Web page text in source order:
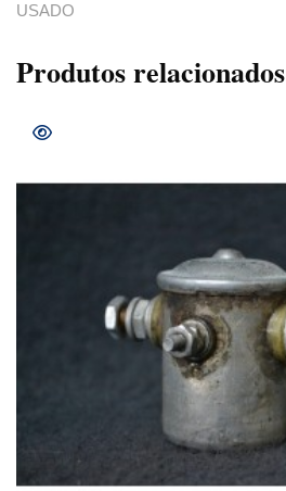
USADO
Produtos relacionados